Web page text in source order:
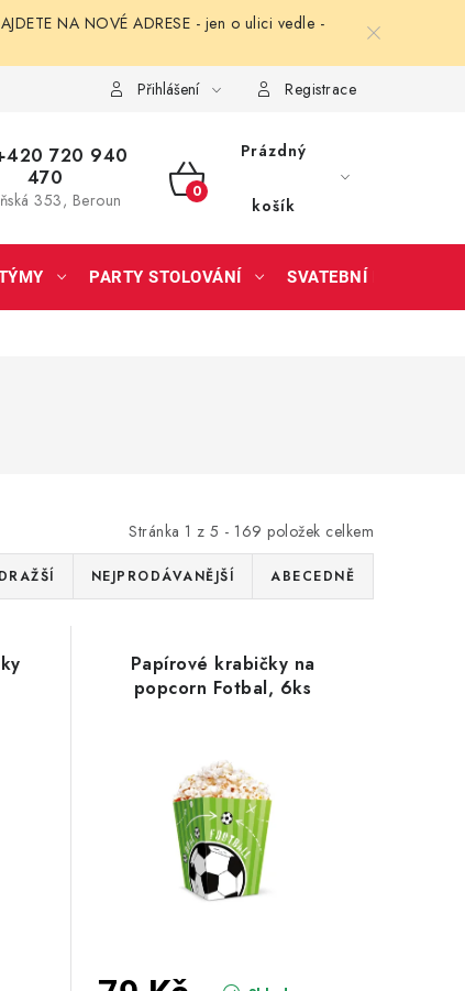
NA NOVÉ ADRESE - jen o ulici vedle -
Přihlášení Registrace
720 940
470
353, Beroun
NÁKUPNÍ
Prázdný
košík
PARTY STOLOVÁNÍ SVATEBNÍ DOPLŇKY
Stránka 1 z 5 - 169 položek celkem
NEJPRODÁVANĚJŠÍ ABECEDNĚ
Papírové krabičky na
popcorn Fotbal, 6ks